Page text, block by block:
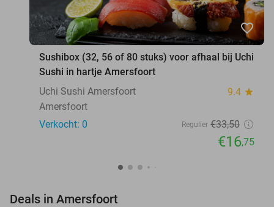
favorite_border
Sushibox (32, 56 of 80 stuks) voor afhaal bij Uchi
Sushi in hartje Amersfoort
Uchi Sushi Amersfoort
9.4 star
Amersfoort
Verkocht: 0
Regulier €33,50
€16,75
Deals in Amersfoort